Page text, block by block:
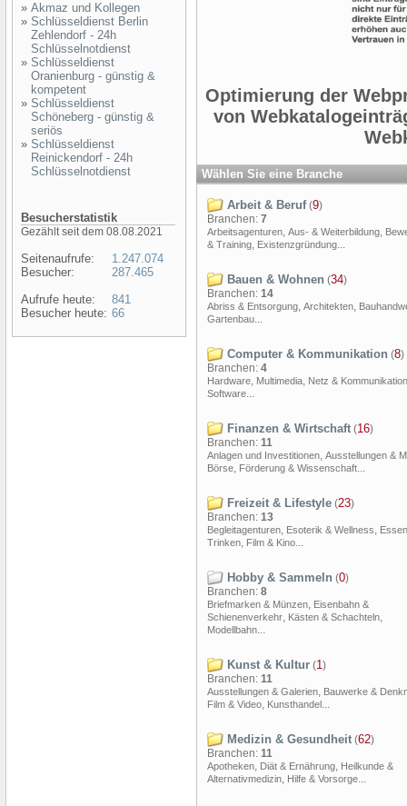
» Akmaz und Kollegen
» Schlüsseldienst Berlin
Zehlendorf - 24h
Schlüsselnotdienst
» Schlüsseldienst
Oranienburg - günstig &
kompetent
» Schlüsseldienst
Schöneberg - günstig &
seriös
» Schlüsseldienst
Reinickendorf - 24h
Schlüsselnotdienst
Besucherstatistik
Gezählt seit dem 08.08.2021
Seitenaufrufe:
Besucher:
Aufrufe heute:
Besucher heute:
1.247.074
287.465
841
66
Optimierung der
von
Wählen Sie eine Branche
Arbeit & Beruf(9)
Branchen: 7
Arbeitsagenturen, Aus- & Weiterbildung,
& Training, Existenzgründung...
Bauen & Wohnen (34)
Branchen: 14
Abriss & Entsorgung, Architekten,
Gartenbau...
Computer & Kommunikation (8)
Branchen: 4
Hardware, Multimedia, Netz & Kommunikation
Software...
Finanzen & Wirtschaft (16)
Branchen: 11
Anlagen und Investitionen, Ausstellungen &
Börse, Förderung & Wissenschaft...
Freizeit & Lifestyle (23)
Branchen: 13
Begleitagenturen, Esoterik & Wellness,
Trinken, Film & Kino...
Hobby & Sammeln (0)
Branchen: 8
Briefmarken & Münzen, Eisenbahn &
Schienenverkehr, Kästen & Schachteln,
Modellbahn...
Kunst & Kultur (1)
Branchen: 11
Ausstellungen & Galerien, Bauwerke &
Film & Video, Kunsthandel...
Medizin & Gesundheit (62)
Branchen: 11
Apotheken, Diät & Ernährung, Heilkunde &
Alternativmedizin, Hilfe & Vorsorge...